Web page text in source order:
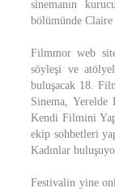
sinemanın
bölümünde Claire
Filmmor web
söyleşi ve
buluşacak 18.
Sinema,
Kendi Filmini
ekip sohbetleri
Kadınlar
Festivalin yine